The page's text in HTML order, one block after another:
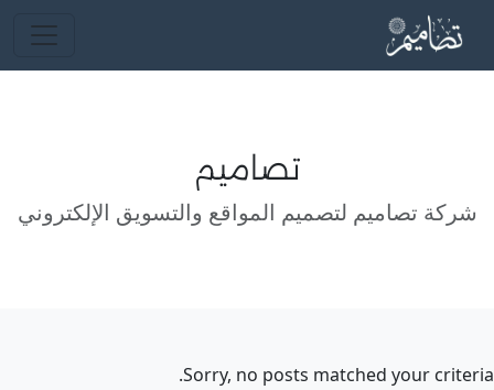
تصاميم
شركة تصاميم لتصميم المواقع والتسويق الإلكتروني
Sorry, no posts matched your criteria.